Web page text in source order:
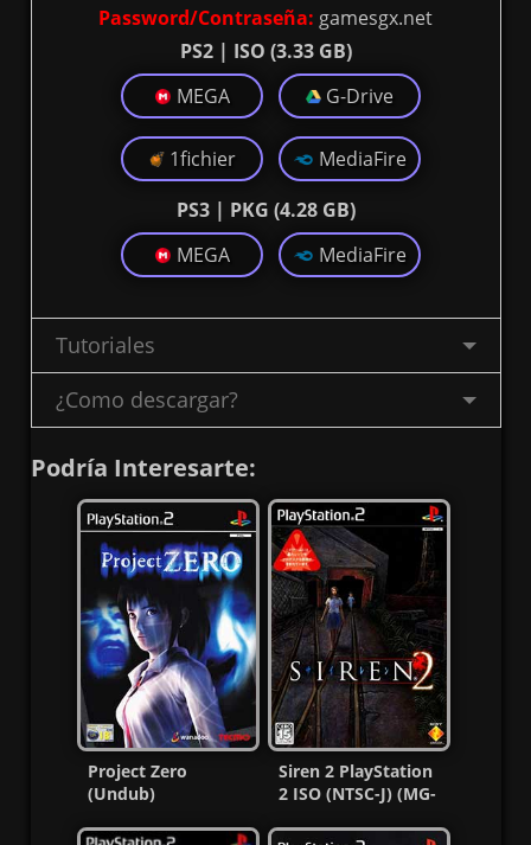
Password/Contraseña: gamesgx.net
PS2 | ISO (3.33 GB)
MEGA
G-Drive
1fichier
MediaFire
PS3 | PKG (4.28 GB)
MEGA
MediaFire
Tutoriales
¿Como descargar?
Podría Interesarte:
Project Zero
(Undub)
PS2 ISO (Esp/Multi)
Siren 2 PlayStation
2 ISO (NTSC-J) (MG-